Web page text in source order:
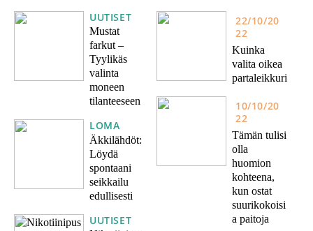
UUTISET
Mustat
farkut –
Tyylikäs
valinta
moneen
tilanteeseen
LOMA
Äkkilähdöt:
Löydä
spontaani
seikkailu
edullisesti
UUTISET
22/10/20
22
Kuinka
valita oikea
partaleikkuri
10/10/20
22
Tämän tulisi
olla
huomion
kohteena,
kun ostat
suurikokoisi
a paitoja